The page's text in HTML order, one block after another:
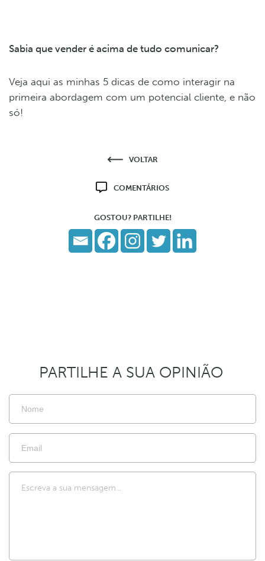
Sabia que vender é acima de tudo comunicar?
Veja aqui as minhas 5 dicas de como interagir na
primeira abordagem com um potencial cliente, e não
só!
VOLTAR
COMENTÁRIOS
GOSTOU? PARTILHE!
PARTILHE A SUA OPINIÃO